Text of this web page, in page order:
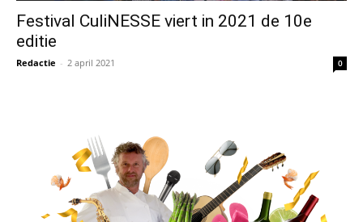
Festival CuliNESSE viert in 2021 de 10e
editie
Redactie - 2 april 2021 0